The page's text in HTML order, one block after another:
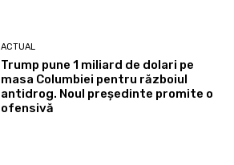
ACTUAL
Trump pune 1 miliard de dolari pe
masa Columbiei pentru războiul
antidrog. Noul președinte promite o
ofensivă